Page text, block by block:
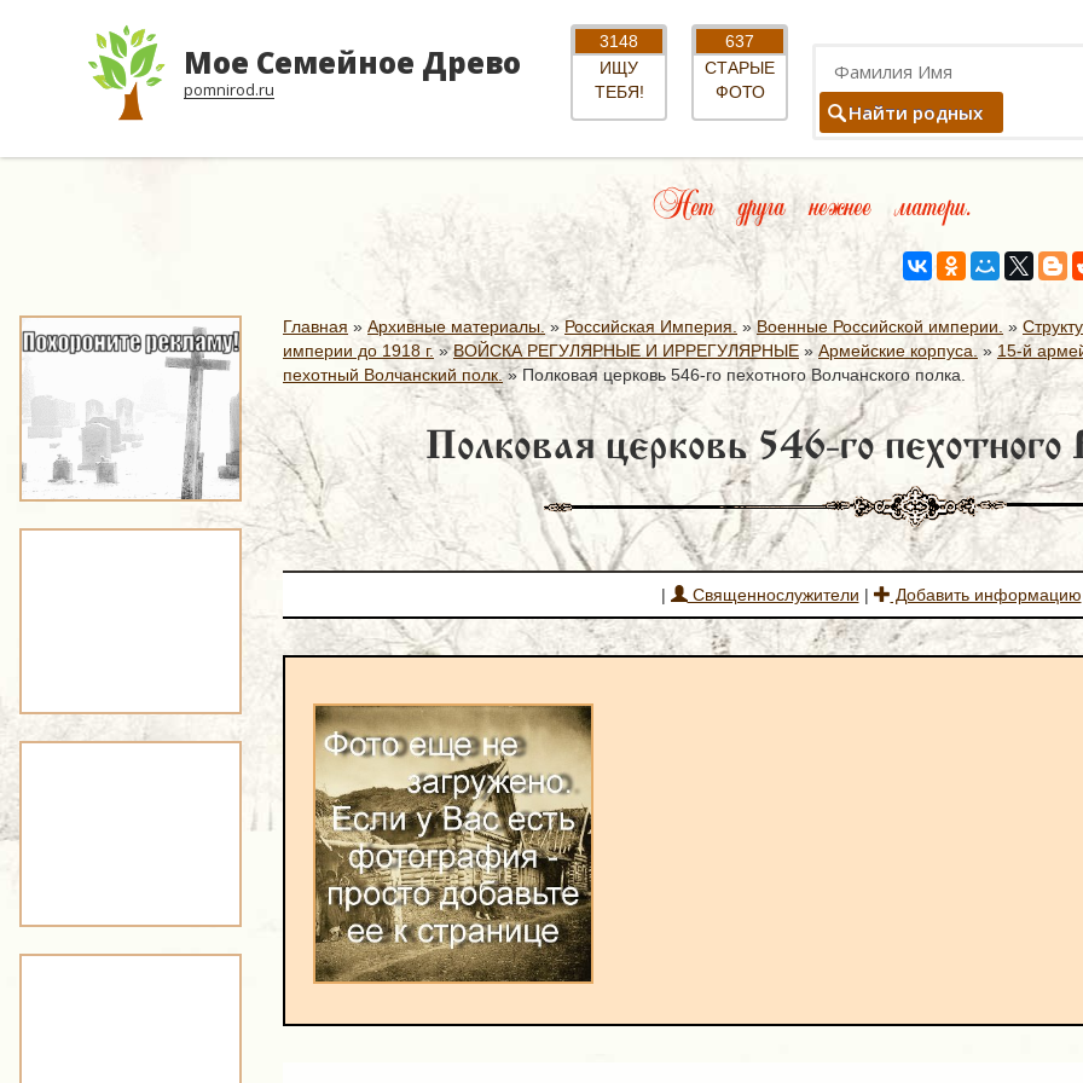
Мое Семейное Древо
pomnirod.ru
3148
ИЩУ
ТЕБЯ!
637
СТАРЫЕ
ФОТО
Найти родных
Нет друга нежнее матери.
Главная » Архивные материалы. »Российская Империя. »Военные Российской империи. »
империи до 1918 г.»ВОЙСКА РЕГУЛЯРНЫЕ И ИРРЕГУЛЯРНЫЕ » Армейские корпуса. » 15-й
пехотный Волчанский полк.»Полковая церковь 546-го пехотного Волчанского полка.
Полковая церковь 546-го пехотного
| Священнослужители | Добавить информацию